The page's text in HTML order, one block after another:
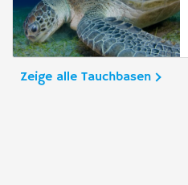
Zeige alle Tauchbasen